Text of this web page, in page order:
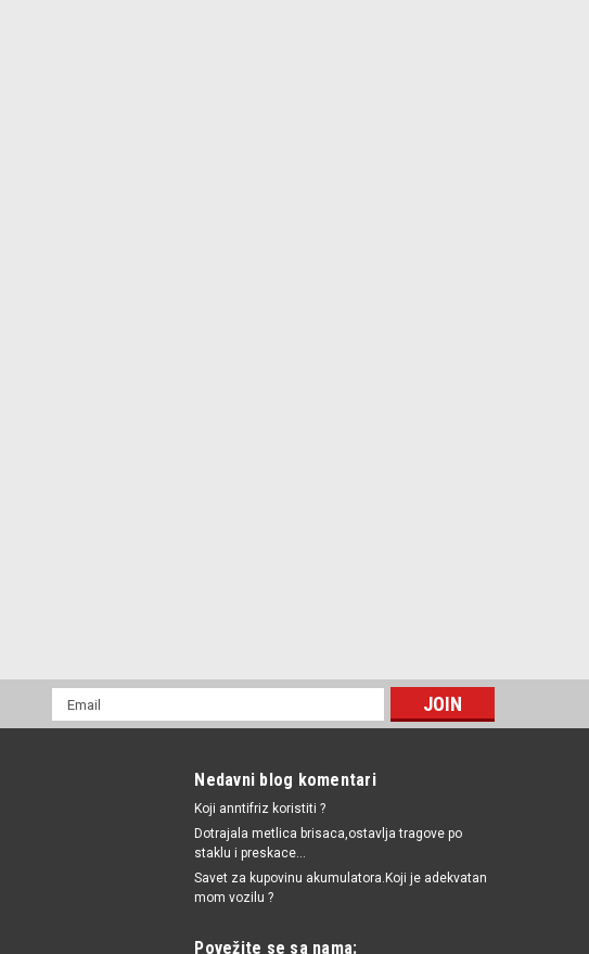
mail
Nedavni blog komentari
Koji anntifriz koristiti ?
Dotrajala metlica brisaca,ostavlja tragove po
staklu i preskace...
Savet za kupovinu akumulatora.Koji je adekvatan
mom vozilu ?
Povežite se sa nama: